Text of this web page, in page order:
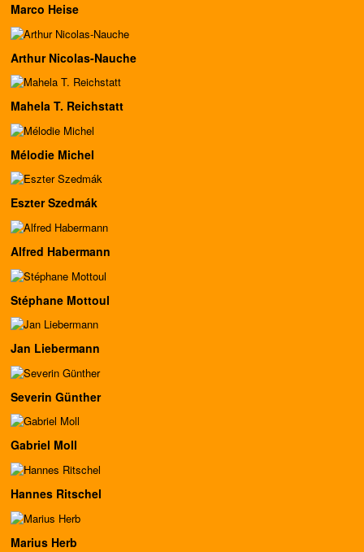
Marco Heise
Arthur Nicolas-Nauche
Mahela T. Reichstatt
Mélodie Michel
Eszter Szedmák
Alfred Habermann
Stéphane Mottoul
Jan Liebermann
Severin Günther
Gabriel Moll
Hannes Ritschel
Marius Herb